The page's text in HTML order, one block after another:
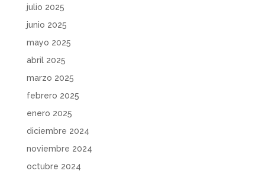
julio 2025
junio 2025
mayo 2025
abril 2025
marzo 2025
febrero 2025
enero 2025
diciembre 2024
noviembre 2024
octubre 2024